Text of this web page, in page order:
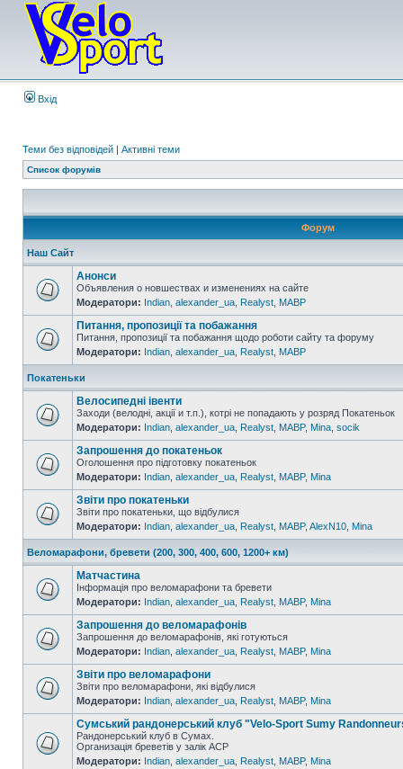
Вхід
Теми без відповідей | Активні теми
Список форумів
Форум
Наш Сайт
Анонси
Объявления о новшествах и изменениях на сайте
Модератори: Indian alexander_ua Realyst MABP
Питання, пропозиції та побажання
Питання, пропозиції та побажання щодо роботи сайту та форуму
Модератори: Indian alexander_ua Realyst MABP
Покатеньки
Велосипедні івенти
Заходи (велодні, акції и т.п.), котрі не попадають у розряд Покатеньок
Модератори: Indian alexander_ua Realyst MABP, Mina socik
Запрошення до покатеньок
Оголошення про підготовку покатеньок
Модератори: Indian alexander_ua Realyst MABP, Mina
Звіти про покатеньки
Звіти про покатеньки, що відбулися
Модератори: Indian alexander_ua Realyst MABP, AlexN10 Mina
Веломарафони, бревети (200, 300, 400, 600, 1200+ км)
Матчастина
Інформація про веломарафони та бревети
Модератори: Indian alexander_ua Realyst MABP, Mina
Запрошення до веломарафонів
Запрошення до веломарафонів, які готуються
Модератори: Indian alexander_ua Realyst MABP, Mina
Звіти про веломарафони
Звіти про веломарафони, які відбулися
Модератори: Indian alexander_ua Realyst MABP, Mina
Сумський рандонерський клуб "Velo-Sport Sumy
Рандонерський клуб в Сумах.
Организація бреветів у залік АСР
Модератори: Indian alexander_ua Realyst MABP, Mina